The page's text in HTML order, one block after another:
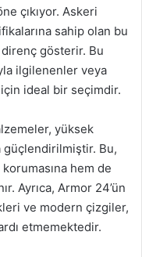
çıkıyor. Askeri
sahip olan bu
gösterir. Bu
ilgilenenler veya
ideal bir seçimdir.
yüksek
güçlendirilmiştir. Bu,
hem de
Ayrıca, Armor 24’ün
ve modern çizgiler,
ardı etmemektedir.